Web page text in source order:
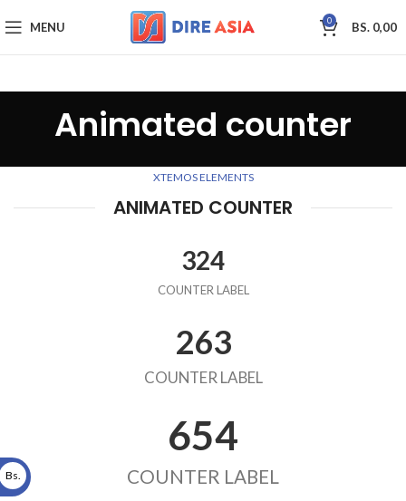
MENU 0 BS. 0,00
Animated counter
XTEMOS ELEMENTS
ANIMATED COUNTER
324
COUNTER LABEL
263
COUNTER LABEL
654
COUNTER LABEL
Bs.